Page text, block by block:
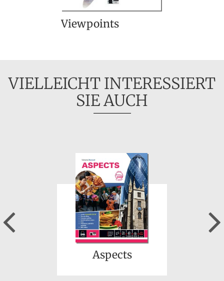
Viewpoints
VIELLEICHT INTERESSIERT
SIE AUCH
Aspects
Previous